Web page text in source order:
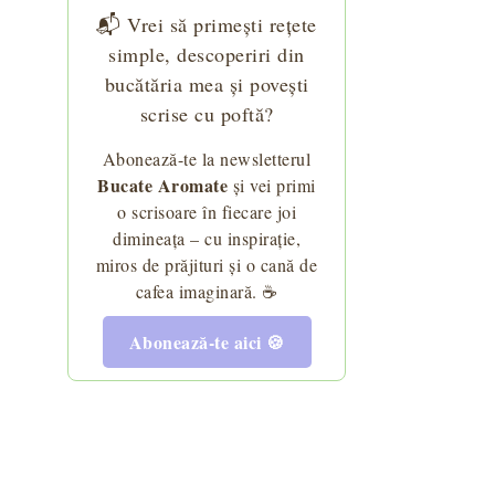
video
fursecuri fragede pentru Crăciun
cu gem de prune și nuci
cu ciocolată
- absolut delicioase
- rețeta de bomboane de casă
- fursecuri crăpate
📬 Vrei să primești rețete
simple, descoperiri din
bucătăria mea și povești
scrise cu poftă?
Abonează-te la newsletterul
Bucate Aromate și vei primi
o scrisoare în fiecare joi
dimineața – cu inspirație,
miros de prăjituri și o cană de
cafea imaginară. ☕
Abonează-te aici 🍪